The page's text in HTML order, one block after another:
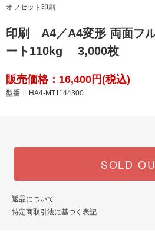
オフセット印刷
印刷 A4／A4変形 両面フ
ート110kg 3,000枚
販売価格：16,400円(税込)
型番： HA4-MT1144300
SOLD
返品について
特定商取引法に基づく表記